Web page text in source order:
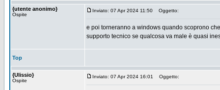
{utente anonimo}
Ospite
Inviato: 07 Apr 2024 11:50 Oggetto:
e poi torneranno a windows quando scoprono
supporto tecnico se qualcosa va male è quasi
Top
{Ulissio}
Ospite
Inviato: 07 Apr 2024 16:01 Oggetto: